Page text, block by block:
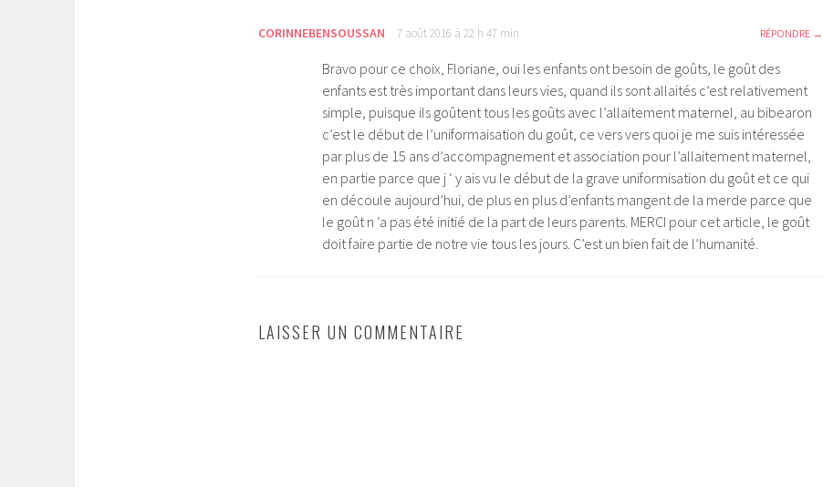
CORINNEBENSOUSSAN 7 août 2016 à 22 h 47 min RÉPONDRE
Bravo pour ce choix, Floriane, oui les enfants ont besoin de goûts, le goût des
enfants est très important dans leurs vies, quand ils sont allaités c’est relativement
simple, puisque ils goûtent tous les goûts avec l’allaitement maternel, au bibearon
c’est le début de l’uniformaisation du goût, ce vers vers quoi je me suis intéressée
par plus de 15 ans d’accompagnement et association pour l’allaitement maternel,
en partie parce que j ‘ y ais vu le début de la grave uniformisation du goût et ce qui
en découle aujourd’hui, de plus en plus d’enfants mangent de la merde parce que
le goût n ‘a pas été initié de la part de leurs parents. MERCI pour cet article, le goût
doit faire partie de notre vie tous les jours. C’est un bien fait de l’humanité.
LAISSER UN COMMENTAIRE